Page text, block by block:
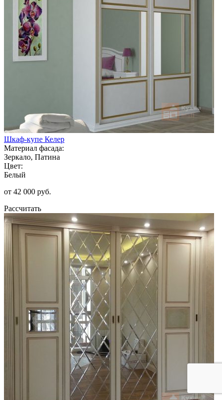
Шкаф-купе Келер
Материал фасада:
Зеркало, Патина
Цвет:
Белый
от 42 000 руб.
Рассчитать